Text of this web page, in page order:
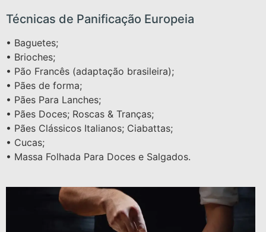
Técnicas de Panificação Europeia
• Baguetes;
• Brioches;
• Pão Francês (adaptação brasileira);
• Pães de forma;
• Pães Para Lanches;
• Pães Doces; Roscas & Tranças;
• Pães Clássicos Italianos; Ciabattas;
• Cucas;
• Massa Folhada Para Doces e Salgados.